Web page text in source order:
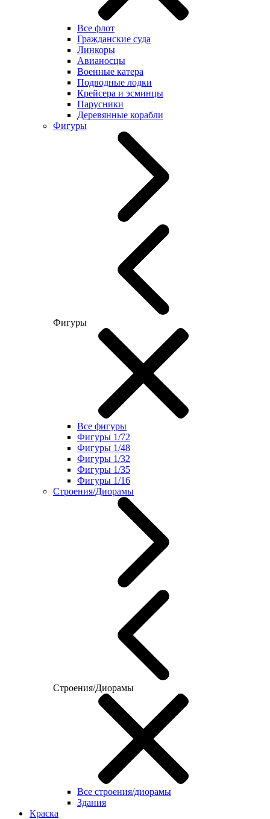
Все флот
Гражданские суда
Линкоры
Авианосцы
Военные катера
Подводные лодки
Крейсера и эсминцы
Парусники
Деревянные корабли
Фигуры
Фигуры
Все фигуры
Фигуры 1/72
Фигуры 1/48
Фигуры 1/32
Фигуры 1/35
Фигуры 1/16
Строения/Диорамы
Строения/Диорамы
Все строения/диорамы
Здания
Краска